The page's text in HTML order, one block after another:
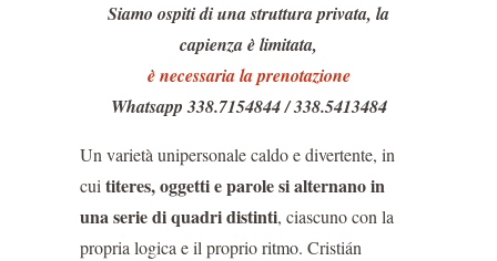
Siamo ospiti di una struttura privata, la
capienza è limitata,
è necessaria la prenotazione
Whatsapp 338.7154844 / 338.5413484
Un varietà unipersonale caldo e divertente, in
cui titeres, oggetti e parole si alternano in
una serie di quadri distinti, ciascuno con la
propria logica e il proprio ritmo. Cristián